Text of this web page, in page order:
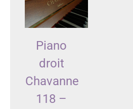
Piano
droit
Chavanne
118 –